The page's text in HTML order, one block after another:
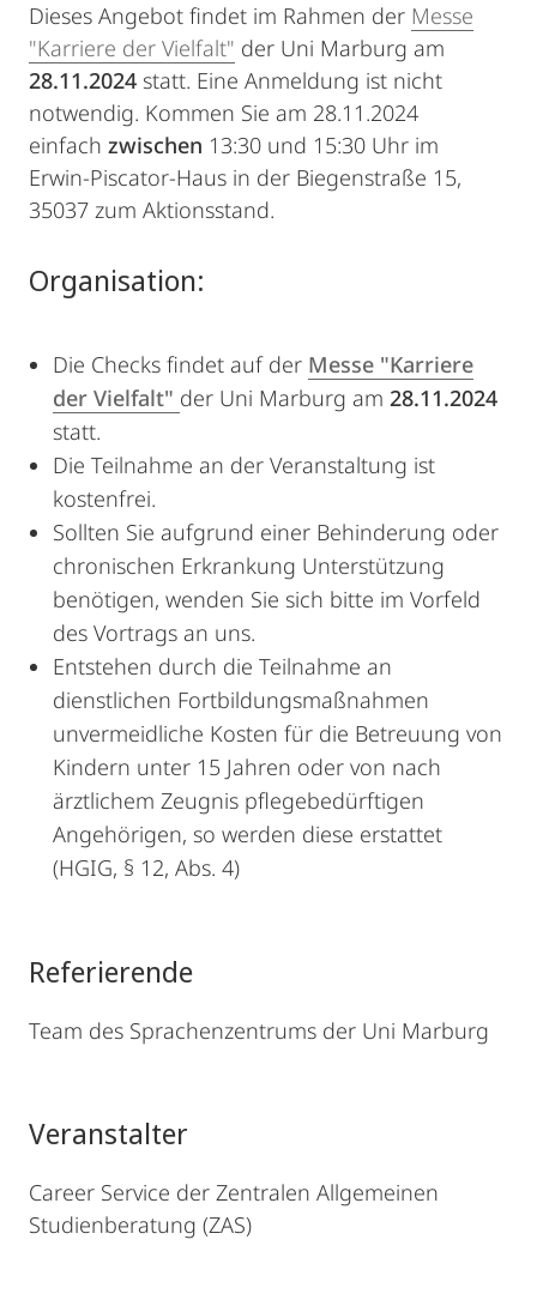
Dieses Angebot findet im Rahmen der Messe
"Karriere der Vielfalt" der Uni Marburg am
28.11.2024 statt. Eine Anmeldung ist nicht
notwendig. Kommen Sie am 28.11.2024
einfach zwischen 13:30 und 15:30 Uhr im
Erwin-Piscator-Haus in der Biegenstraße 15,
35037 zum Aktionsstand.
Organisation:
Die Checks findet auf der Messe "Karriere
der Vielfalt" der Uni Marburg am 28.11.2024
statt.
Die Teilnahme an der Veranstaltung ist
kostenfrei.
Sollten Sie aufgrund einer Behinderung oder
chronischen Erkrankung Unterstützung
benötigen, wenden Sie sich bitte im Vorfeld
des Vortrags an uns.
Entstehen durch die Teilnahme an
dienstlichen Fortbildungsmaßnahmen
unvermeidliche Kosten für die Betreuung von
Kindern unter 15 Jahren oder von nach
ärztlichem Zeugnis pflegebedürftigen
Angehörigen, so werden diese erstattet
(HGIG, § 12, Abs. 4)
Referierende
Team des Sprachenzentrums der Uni Marburg
Veranstalter
Career Service der Zentralen Allgemeinen
Studienberatung (ZAS)